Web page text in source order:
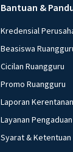
Bantuan &
Kredensial
Beasiswa
Cicilan Ruangguru
Promo Ruangguru
Laporan Kerentanan
Layanan Pengaduan
Syarat & Ketentuan